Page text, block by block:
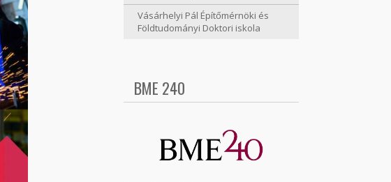
Vásárhelyi Pál Építőmérnöki és
Földtudományi Doktori iskola
BME 240